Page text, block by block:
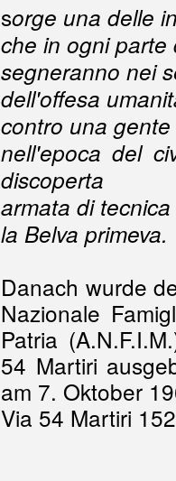
sorge una delle
che in ogni parte
segneranno nei
dell'offesa
contro una
nell'epoca del
discoperta
armata di
la Belva primeva.
Danach wurde
Nazionale
Patria
54 Martiri
am 7. Oktober
Via 54 Martiri 152